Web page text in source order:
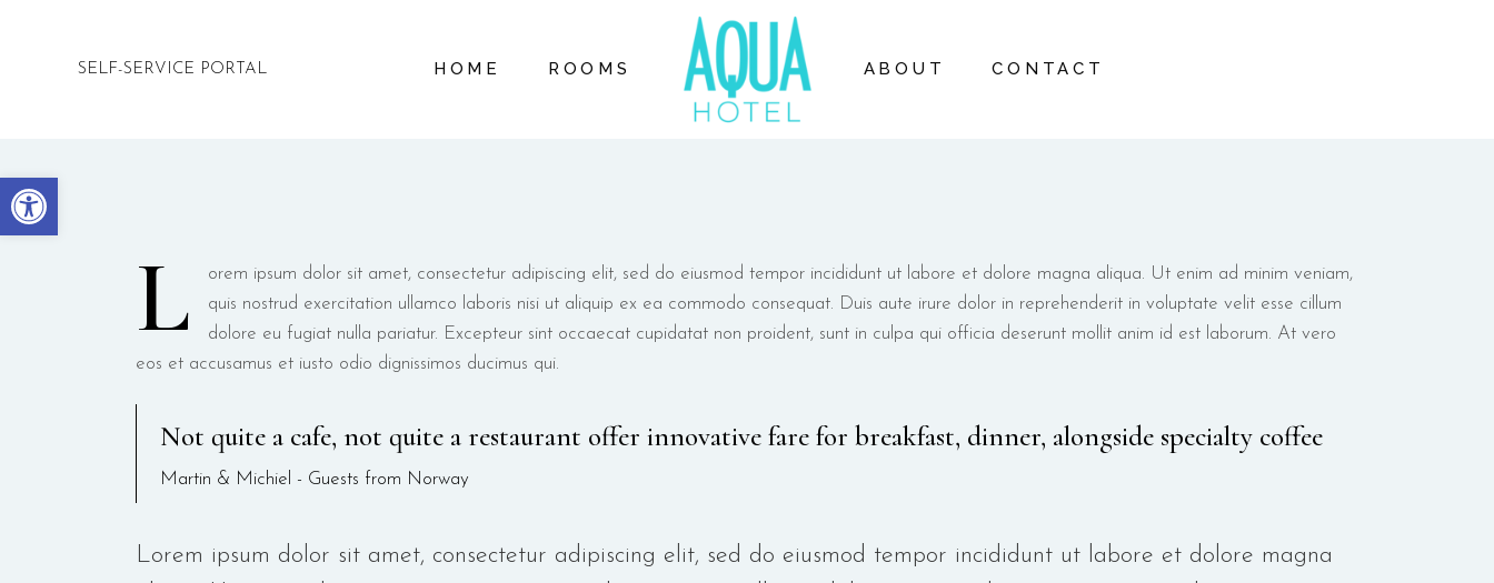
Open toolbar
SELF-SERVICE PORTAL HOME ROOMS ABOUT
RESTAURANTS
ABOUT US
CONTACT
DELUXE EVENTS & EXPERIENCES
L
orem ipsum dolor sit amet, consectetur adipiscing elit, sed do eiusmod tempor incididunt ut labore et dolore magna aliqua. Ut enim ad minim veniam,
quis nostrud exercitation ullamco laboris nisi ut aliquip ex ea commodo consequat. Duis aute irure dolor in reprehenderit in voluptate velit esse cillum
dolore eu fugiat nulla pariatur. Excepteur sint occaecat cupidatat non proident, sunt in culpa qui officia deserunt mollit anim id est laborum. At vero
eos et accusamus et iusto odio dignissimos ducimus qui.
Not quite a cafe, not quite a restaurant offer innovative fare for breakfast, dinner, alongside specialty coffee
Martin & Michiel - Guests from Norway
Lorem ipsum dolor sit amet, consectetur adipiscing elit, sed do eiusmod tempor incididunt ut labore et dolore magna